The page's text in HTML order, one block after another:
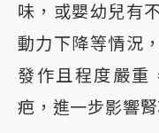
味，或嬰幼兒有
動力下降等情況
發作且程度嚴重
疤，進一步影響